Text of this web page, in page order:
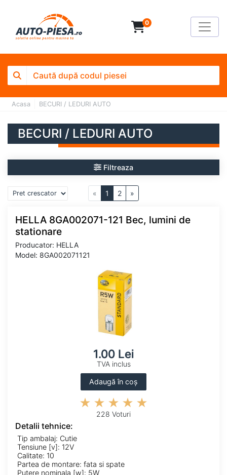
0
Acasa BECURI / LEDURI AUTO
BECURI / LEDURI AUTO
Filtreaza
« 1 2 »
HELLA 8GA002071-121 Bec, lumini de
stationare
Producator: HELLA
Model: 8GA002071121
1.00 Lei
TVA inclus
Adaugă în coș
228 Voturi
Detalii tehnice:
Tip ambalaj: Cutie
Tensiune [v]: 12V
Calitate: 10
Partea de montare: fata si spate
Putere nominala [w]: 5W